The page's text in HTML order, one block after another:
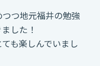
つ地元福井の勉強
した！
も楽しんでいまし